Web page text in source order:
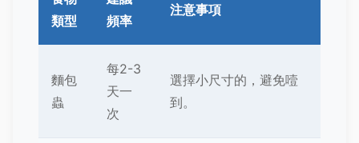
類型
頻率
注意事項
麵包
蟲
每2-3
天一
次
選擇小尺寸的，避免噎
到。